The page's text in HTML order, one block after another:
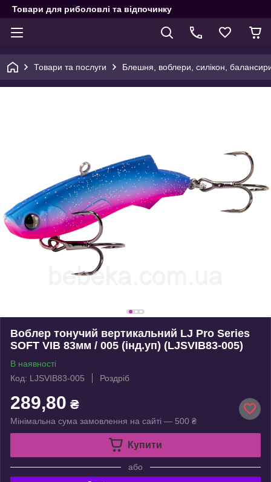
Товари для риболовлі та відпочинку
Товари та послуги Блешня, воблери, силікон,
Воблер тонучий вертикальний LJ Pro Series
SOFT VIB 83мм / 005 (інд.уп) (LJSVIB83-005)
В наявності
Код: LJSVIB83-005
Роздріб
289,80 ₴
Мінімальна сума замовлення на сайті — 500 ₴
Купити
або